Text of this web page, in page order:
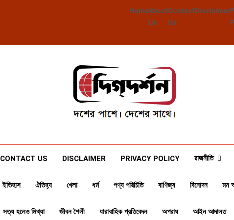
HomeAbout
Us
Contact
Us
Disclaimer
Deegdarshan
CONTACT US DISCLAIMER PRIVACY POLICY রাজনীতি
ইতিহাস ঐতিহ্য খেলা ধর্ম পণ্য পরিচিতি বাণিজ্য বিনোদন মন
সত্য হলেও মিথ্যা জীবন শৈলী ধারাবাহিক প্রতিবেদন অপরাধ আইন আদালত